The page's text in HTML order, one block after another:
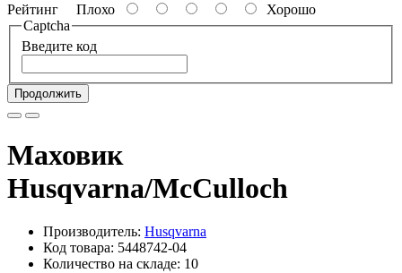
Рейтинг Плохо
Хорошо
Captcha
Введите код
Продолжить
Маховик
Husqvarna/McCulloch
Производитель: Husqvarna
Код товара: 5448742-04
Количество на складе: 10